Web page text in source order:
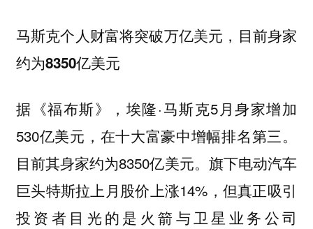
马斯克个人财富将突破万亿美元，目前身家
约为8350亿美元
据《福布斯》，埃隆·马斯克5月身家增加
530亿美元，在十大富豪中增幅排名第三。
目前其身家约为8350亿美元。旗下电动汽车
巨头特斯拉上月股价上涨14%，但真正吸引
投资者目光的是火箭与卫星业务公司